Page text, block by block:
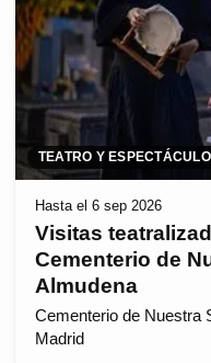
TEATRO Y
Hasta el 6 sep 2026
Visitas
Cementerio de
Almudena
Cementerio de Nuestra
Madrid